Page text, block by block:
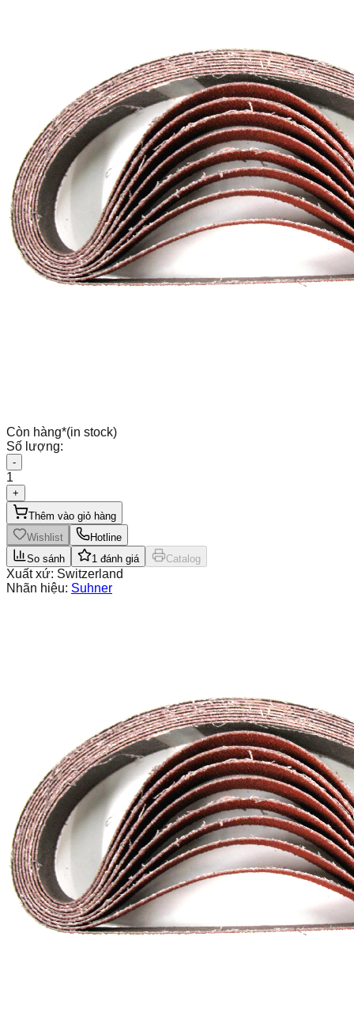
Còn hàng*(in stock)
Số lượng:
-
1
+
Thêm vào giỏ hàng
Wishlist
Hotline
So sánh
1 đánh giá Catalog
Xuất xứ: Switzerland
Nhãn hiệu: Suhner